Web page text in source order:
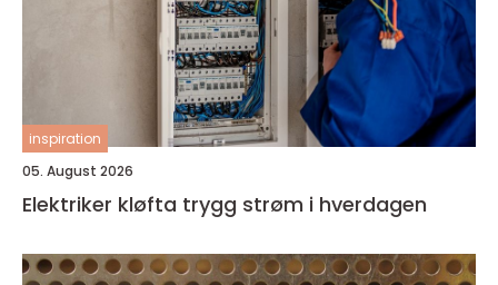
inspiration
05. August 2026
Elektriker kløfta trygg strøm i hverdagen